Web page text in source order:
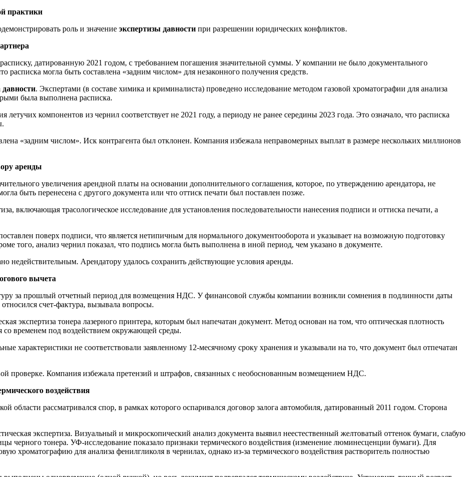
практики
роль и значение экспертизы давности при разрешении юридических конфликтов.
датированную 2021 годом, с требованием погашения значительной суммы. У компании не было документального
расписка могла быть составлена «задним числом» для незаконного получения средств.
давности. Экспертами (в составе химика и криминалиста) проведено исследование методом газовой хроматографии для анализа
была выполнена расписка.
летучих компонентов из чернил соответствует не 2021 году, а периоду не ранее середины 2023 года. Это означало, что расписка
«задним числом». Иск контрагента был отклонен. Компания избежала неправомерных выплат в размере нескольких миллионов
аренды
увеличения арендной платы на основании дополнительного соглашения, которое, по утверждению арендатора, не
быть перенесена с другого документа или что оттиск печати был поставлен позже.
включающая трасологическое исследование для установления последовательности нанесения подписи и оттиска печати, а
поверх подписи, что является нетипичным для нормального документооборота и указывает на возможную подготовку
того, анализ чернил показал, что подпись могла быть выполнена в иной период, чем указано в документе.
недействительным. Арендатору удалось сохранить действующие условия аренды.
вычета
за прошлый отчетный период для возмещения НДС. У финансовой службы компании возникли сомнения в подлинности даты
счет-фактура, вызывала вопросы.
экспертиза тонера лазерного принтера, которым был напечатан документ. Метод основан на том, что оптическая плотность
со временем под воздействием окружающей среды.
характеристики не соответствовали заявленному 12-месячному сроку хранения и указывали на то, что документ был отпечатан
проверке. Компания избежала претензий и штрафов, связанных с необоснованным возмещением НДС.
воздействия
области рассматривался спор, в рамках которого оспаривался договор залога автомобиля, датированный 2011 годом. Сторона
экспертиза. Визуальный и микроскопический анализ документа выявил неестественный желтоватый оттенок бумаги, слабую
черного тонера. УФ-исследование показало признаки термического воздействия (изменение люминесценции бумаги). Для
хроматографию для анализа фенилгликоля в чернилах, однако из-за термического воздействия растворитель полностью